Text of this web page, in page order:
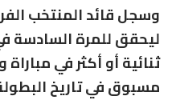
وسجل قائد المنتخب
ليحقق للمرة السادسة
ثنائية أو أكثر في
مسبوق في تاريخ